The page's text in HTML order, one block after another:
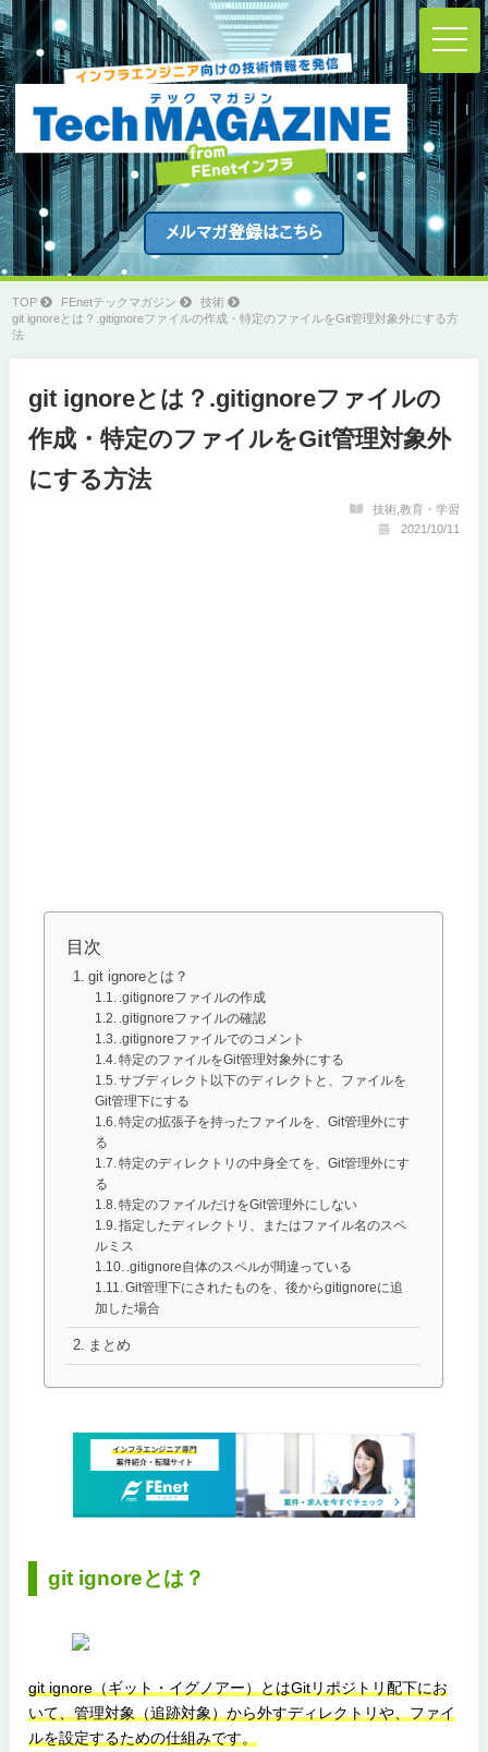
t
o
n
a
g
a
t
o
n
TOP FEnetテックマガジン
技術
git ignoreとは？.gitignoreファイルの作成・特定のファイルをGit管理対象外にする方
法
git ignoreとは？.gitignoreファイルの
作成・特定のファイルをGit管理対象外
にする方法
技術, 教育・学習
2021/10/11
目次
git ignoreとは？
.gitignoreファイルの作成
.gitignoreファイルの確認
.gitignoreファイルでのコメント
特定のファイルをGit管理対象外にする
サブディレクト以下のディレクトと、ファイルを
Git管理下にする
特定の拡張子を持ったファイルを、Git管理外にす
る
特定のディレクトリの中身全てを、Git管理外にす
る
特定のファイルだけをGit管理外にしない
指定したディレクトリ、またはファイル名のスペ
ルミス
.gitignore自体のスペルが間違っている
Git管理下にされたものを、後からgitignoreに追
加した場合
まとめ
git ignoreとは？
git ignore（ギット・イグノアー）とはGitリポジトリ配下にお
いて、管理対象（追跡対象）から外すディレクトリや、ファイ
ルを設定するための仕組みです。